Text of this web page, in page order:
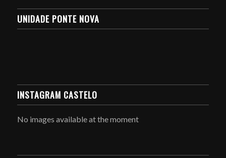
UNIDADE PONTE NOVA
INSTAGRAM CASTELO
No images available at the moment